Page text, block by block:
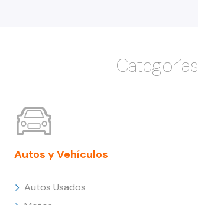
Categorías
Autos y Vehículos
Autos Usados